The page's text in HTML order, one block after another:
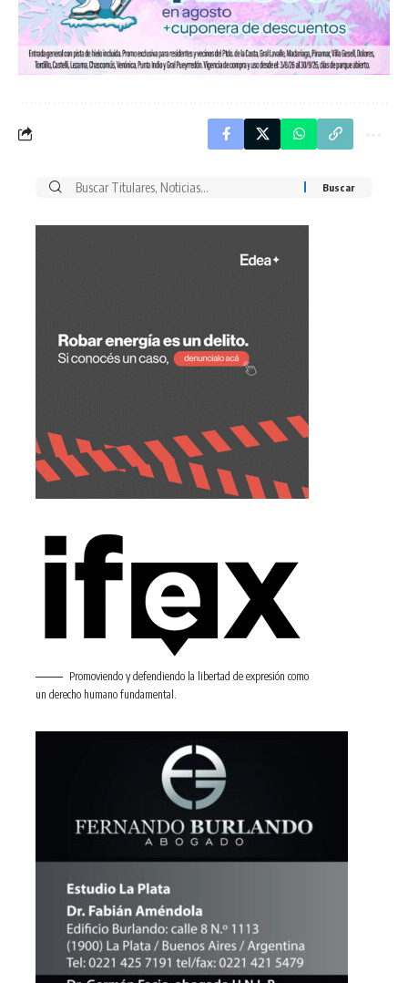
Buscar
Promoviendo y defendiendo la libertad de expresión como
un derecho humano fundamental.